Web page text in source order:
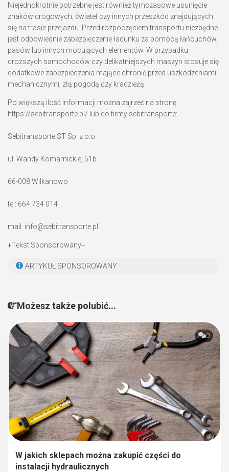
Niejednokrotnie potrzebne jest również tymczasowe usunięcie
znaków drogowych, świateł czy innych przeszkód znajdujących
się na trasie przejazdu. Przed rozpoczęciem transportu niezbędne
jest odpowiednie zabezpieczenie ładunku za pomocą łańcuchów,
pasów lub innych mocujących elementów. W przypadku
droższych samochodów czy delikatniejszych maszyn stosuje się
dodatkowe zabezpieczenia mające chronić przed uszkodzeniami
mechanicznymi, złą pogodą czy kradzieżą.
Po większą ilość informacji można zajrzeć na stronę
https://sebitransporte.pl/ lub do firmy sebitransporte:
Sebitransporte ST Sp. z o.o.
ul. Wandy Komarnickiej 51b
66-008 Wilkanowo
tel: 664 734 014
mail: info@sebitransporte.pl
+Tekst Sponsorowany+
ARTYKUŁ SPONSOROWANY
Możesz także polubić...
0
W jakich sklepach można zakupić części do
instalacji hydraulicznych